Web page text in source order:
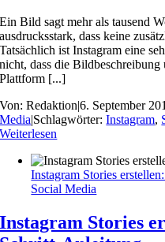
Ein Bild sagt mehr als tausend
ausdrucksstark, dass keine
Tatsächlich ist Instagram eine
nicht, dass die
Plattform [...]
Von:Redaktion|6. September
Media|Schlagwörter:Instagram,
Weiterlesen
Instagram Stories
Social Media
Instagram Stories